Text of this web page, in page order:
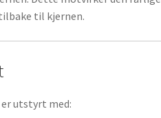
til kjernen.
er utstyrt med: